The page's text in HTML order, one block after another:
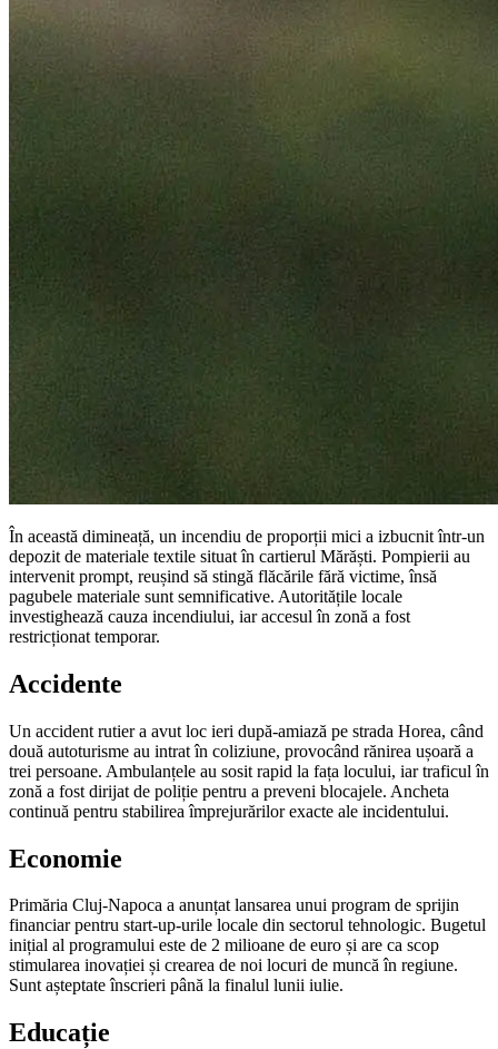
În această dimineață, un incendiu de proporții mici a izbucnit într-un
depozit de materiale textile situat în cartierul Mărăști. Pompierii au
intervenit prompt, reușind să stingă flăcările fără victime, însă
pagubele materiale sunt semnificative. Autoritățile locale
investighează cauza incendiului, iar accesul în zonă a fost
restricționat temporar.
Accidente
Un accident rutier a avut loc ieri după-amiază pe strada Horea, când
două autoturisme au intrat în coliziune, provocând rănirea ușoară a
trei persoane. Ambulanțele au sosit rapid la fața locului, iar traficul în
zonă a fost dirijat de poliție pentru a preveni blocajele. Ancheta
continuă pentru stabilirea împrejurărilor exacte ale incidentului.
Economie
Primăria Cluj-Napoca a anunțat lansarea unui program de sprijin
financiar pentru start-up-urile locale din sectorul tehnologic. Bugetul
inițial al programului este de 2 milioane de euro și are ca scop
stimularea inovației și crearea de noi locuri de muncă în regiune.
Sunt așteptate înscrieri până la finalul lunii iulie.
Educație